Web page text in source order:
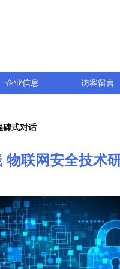
企业信息 访客留言
碑式对话
物联网安全技术